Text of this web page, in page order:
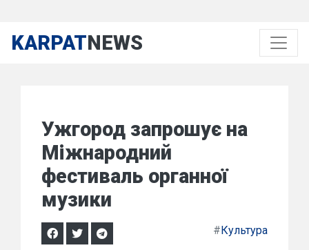
KARPATNEWS
Ужгород запрошує на
Міжнародний
фестиваль органної
музики
#Культура